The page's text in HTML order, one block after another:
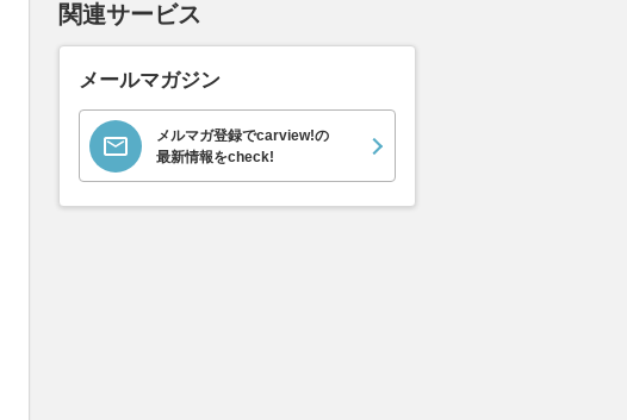
関連サービス
メールマガジン
メルマガ登録でcarview!の
最新情報をcheck!